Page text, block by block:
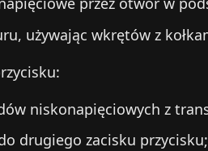
używając wkrętów z
niskonapięciowych z
drugiego zacisku przycisku;